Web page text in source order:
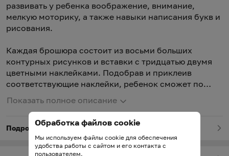
развивать у ребенка воображение, внимание,
мелкую моторику, а также навыки написания букв и
рисования.
Каждая брошюра состоит из восьми больших
контурных рисунков и вставки с тридцатью двумя
цветными наклейками. Подобрав и приклеив
соответствующие наклейки, ребенок сможет по
образцам самостоятельно раскрасить все рисунки и
написать их названия.
Показать полное описание
Подробнее о товаре
Обработка файлов cookie
Мы используем файлы cookie для обеспечения
удобства работы с сайтом и его контакта с
пользователем.